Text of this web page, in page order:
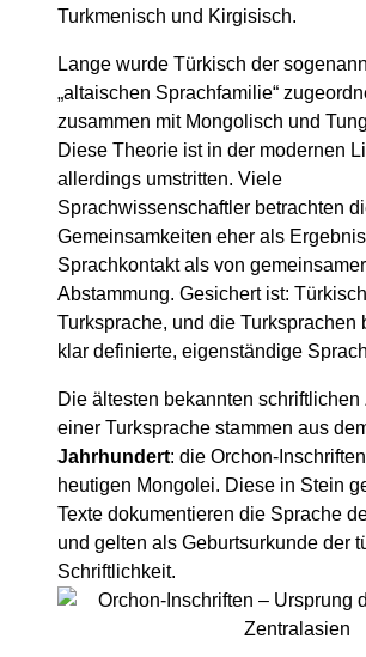
Turkmenisch und Kirgisisch.
Lange wurde Türkisch der
„altaischen Sprachfamilie“
zusammen mit Mongolisch und
Diese Theorie ist in der modernen
allerdings umstritten. Viele
Sprachwissenschaftler betrachten
Gemeinsamkeiten eher als
Sprachkontakt als von gemeinsamer
Abstammung. Gesichert ist:
Turksprache, und die Turksprachen
klar definierte, eigenständige
Die ältesten bekannten
einer Turksprache stammen aus
Jahrhundert: die Orchon-
heutigen Mongolei. Diese in Stein
Texte dokumentieren die Sprache
und gelten als Geburtsurkunde der
Schriftlichkeit.